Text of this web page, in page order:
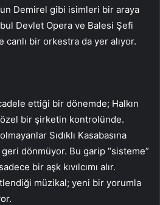
Demirel gibi isimleri bir araya
Devlet Opera ve Balesi Şefi
canlı bir orkestra da yer alıyor.
ettiği bir dönemde; Halkın
bir şirketin kontrolünde.
Sıdıklı Kasabasına
dönmüyor. Bu garip “sisteme”
bir aşk kıvılcımı alır.
müzikal; yeni bir yorumla